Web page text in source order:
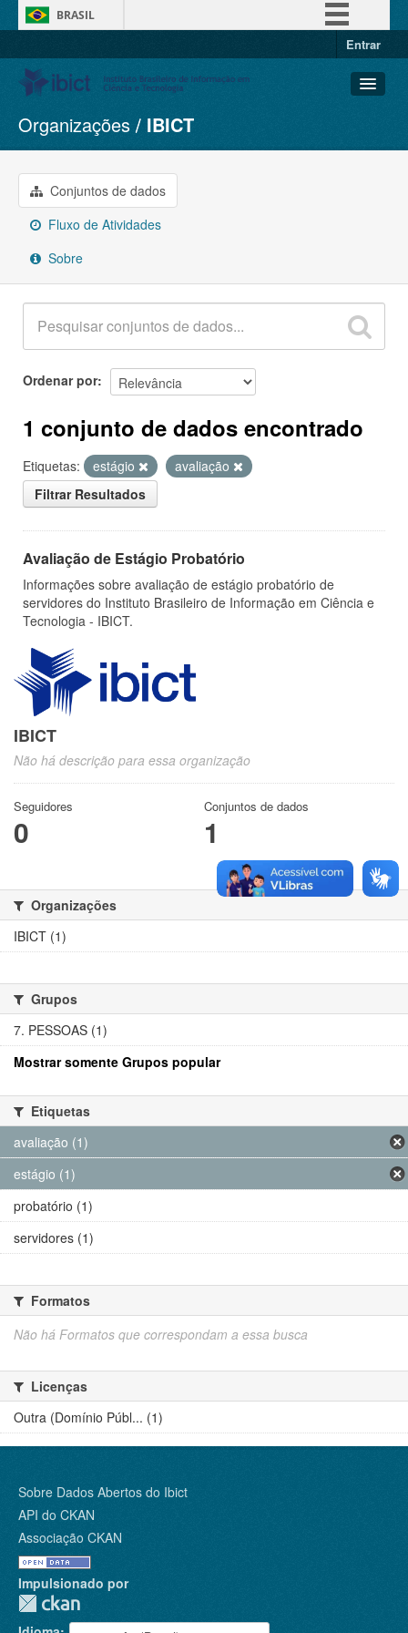
BRASIL
Entrar
Conjuntos de dados
Organizações
Grupos
Sobre
Organizações IBICT
Conjuntos de dados
Fluxo de Atividades
Sobre
Ordenar por
1 conjunto de dados encontrado
Etiquetas: estágio
avaliação
Filtrar Resultados
Avaliação de Estágio Probatório
Informações sobre avaliação de estágio probatório de
servidores do Instituto Brasileiro de Informação em Ciência e
Tecnologia - IBICT.
IBICT
Não há descrição para essa organização
Seguidores
0
Conjuntos de dados
1
Organizações
IBICT (1)
Grupos
7. PESSOAS (1)
Mostrar somente Grupos popular
Etiquetas
avaliação (1)
estágio (1)
probatório (1)
servidores (1)
Formatos
Não há Formatos que correspondam a essa busca
Licenças
Outra (Domínio Públ... (1)
Sobre Dados Abertos do Ibict
API do CKAN
Associação CKAN
Impulsionado por